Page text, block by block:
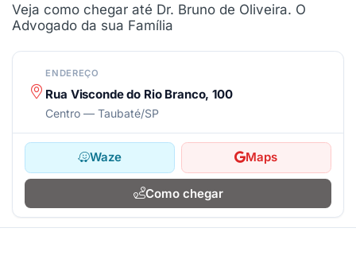
Veja como chegar até Dr. Bruno de Oliveira. O
Advogado da sua Família
ENDEREÇO
Rua Visconde do Rio Branco, 100
Centro — Taubaté/SP
Waze Maps
Como chegar